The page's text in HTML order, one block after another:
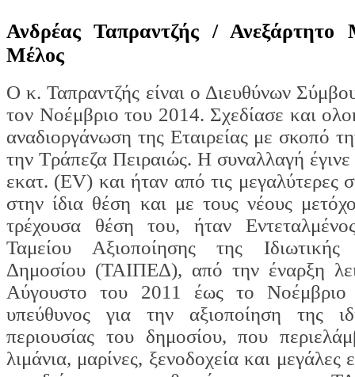
Ανδρέας Ταπραντζής / Ανεξάρτητο
Μέλος
Ο κ. Ταπραντζής είναι ο Διευθύνων
τον Νοέμβριο του 2014. Σχεδίασε και
αναδιοργάνωση της Εταιρείας με σκοπό
την Τράπεζα Πειραιώς. Η συναλλαγή
εκατ. (EV) και ήταν από τις μεγαλύτερες
στην ίδια θέση και με τους νέους
τρέχουσα θέση του, ήταν
Ταμείου Αξιοποίησης της
Δημοσίου (ΤΑΙΠΕΔ), από την έναρξη
Αύγουστο του 2011 έως το
υπεύθυνος για την αξιοποίηση της
περιουσίας του δημοσίου, που
λιμάνια, μαρίνες, ξενοδοχεία και μεγάλες